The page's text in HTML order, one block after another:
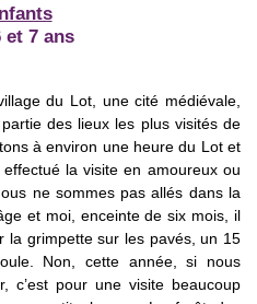
et 7 ans
du Lot, une cité médiévale,
des lieux les plus visités de
à environ une heure du Lot et
la visite en amoureux ou
ne sommes pas allés dans la
et moi, enceinte de six mois, il
la grimpette sur les pavés, un 15
Non, cette année, si nous
c’est pour une visite beaucoup